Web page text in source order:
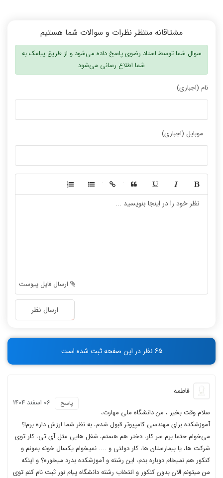
مشتاقانه منتظر نظرات و سوالات شما هستیم
سوال شما توسط استاد رضوی پاسخ داده می‌شود و از طریق پیامک به
شما اطلاع رسانی می‌شود
نام (اجباری)
موبایل (اجباری)
-
-
-
-
-
-
ارسال نظر
65 نظر در این صفحه ثبت شده است
فاطمه
06 اسفند 1404 پاسخ
سلام وقت بخیر ، من دانشگاه ملی مهارت،
آموزشکده برای مهندسی کامپیوتر قبول شدم، به نظر شما ارزش داره برم!؟
می‌خوام حتما برم سر کار، دختر هم هستم، شغل هایی مثل آی تی، کار توی
شرکت ها، یا بیمارستان ها، کار دولتی و .... نمیخوام یکسال خونه بمونم و
کنکور هم نمیخام دوباره بدم، این رشته و آموزشکده بدرد میخوره؟ و اینکه
من میتونم الان بدون کنکور و انتخاب رشته دانشگاه پیام نور ثبت نام کنم توی